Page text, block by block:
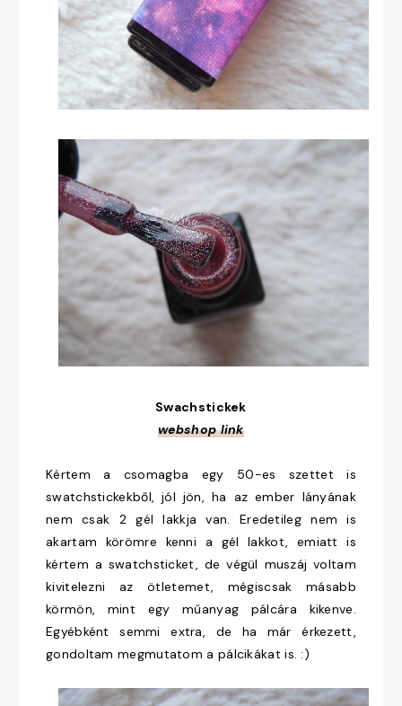
Swachstickek
webshop link
Kértem a csomagba egy 50-es szettet is
swatchstickekből, jól jön, ha az ember lányának
nem csak 2 gél lakkja van. Eredetileg nem is
akartam körömre kenni a gél lakkot, emiatt is
kértem a swatchsticket, de végül muszáj voltam
kivitelezni az ötletemet, mégiscsak másabb
körmön, mint egy műanyag pálcára kikenve.
Egyébként semmi extra, de ha már érkezett,
gondoltam megmutatom a pálcikákat is. :)